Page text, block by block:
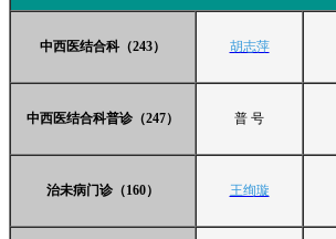
中西医结合科（243） 胡志萍
中西医结合科普诊（247） 普 号
治未病门诊（160） 王绚璇